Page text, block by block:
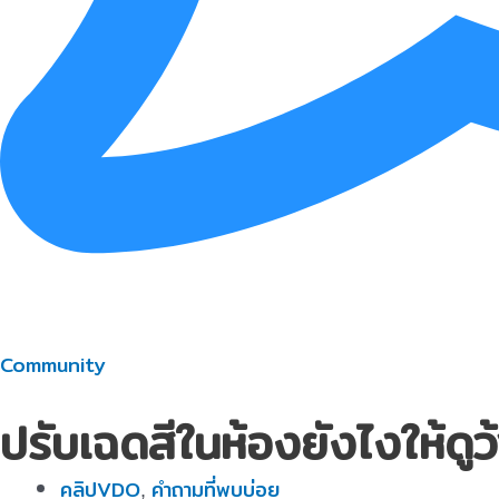
Community
ปรับเฉดสีในห้องยังไงให้ดู
คลิปVDO, คำถามที่พบบ่อย